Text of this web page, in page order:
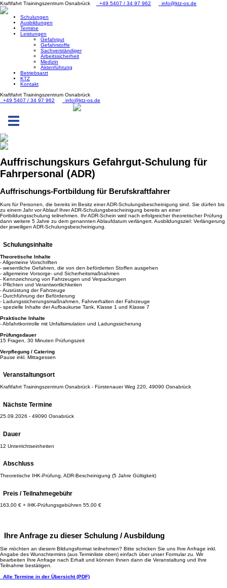
Kraftfahrt Trainingszentrum Osnabrück +49 5407 / 34 97 962 info@ktz-os.de
Schulungen
Ausbildungen
Termine
Leistungen
Gefahrgut
Gefahrstoffe
Sachverständiger
Arbeitssicherheit
Medizin
Aktenführung
Betriebsarzt
KTZ
Kontakt
Kraftfahrt Trainingszentrum Osnabrück
+49 5407 / 34 97 962
info@ktz-os.de
Toggle
navigation
Auffrischungskurs Gefahrgut-Schulung für
Fahrpersonal (ADR)
Auffrischungs-Fortbildung für Berufskraftfahrer
Kurs für Personen, die bereits im Besitz einer ADR-Schulungsbescheinigung sind. Sie dürfen bis
zu einem Jahr vor Ablauf Ihrer ADR-Schulungsbescheinigung bereits an einer
Fortbildungsschulung teilnehmen. Ihr ADR-Schein wird nach erfolgreicher theoretischer Prüfung
dann weitere 5 Jahre zu dem genannten Ablaufdatum verlängert. Ausbildungsziel: Verlängerung
der jeweiligen ADR-Schulungsbescheinigung.
Schulungsinhalte
Theoretische Inhalte
- Allgemeine Vorschriften
- wesentliche Gefahren, die von den beförderten Stoffen ausgehen
- allgemeine Vorsorge- und Sicherheitsmaßnahmen
- Kennzeichnung von Fahrzeugen und Verpackungen
- Pflichten und Verantwortlichkeiten
- Ausrüstung der Fahrzeuge
- Durchführung der Beförderung
- Ladungssicherungsmaßnahmen, Fahrverhalten der Fahrzeuge
- spezielle Inhalte der Aufbaukurse Tank, Klasse 1 und Klasse 7
Praktische Inhalte
- Abfahrtkontrolle mit Unfallsimulation und Ladungssicherung
Prüfungsdauer
15 Fragen, 30 Minuten Prüfungszeit
Verpflegung / Catering
Pause inkl. Mittagessen
Veranstaltungsort
Kraftfahrt Trainingszentrum Osnabrück - Fürstenauer Weg 220, 49090 Osnabrück
Nächste Termine
25.09.2026 - 49090 Osnabrück
Dauer
12 Unterrichtseinheiten
Abschluss
Theoretische IHK-Prüfung, ADR-Bescheinigung (5 Jahre Gültigkeit)
Preis / Teilnahmegebühr
163,00 € + IHK-Prüfungsgebühren 55,00 €
Ihre Anfrage zu dieser Schulung / Ausbildung
Sie möchten an diesem Bildungsformat teilnehmen? Bitte schicken Sie uns Ihre Anfrage inkl.
Angabe des Wunschtermins (aus Terminliste oben) einfach über unser Formular zu. Wir
bearbeiten Ihre Anfrage nach Erhalt und können Ihnen dann die Veranstaltung und Ihre
Teilnahme bestätigen.
Alle Termine in der Übersicht (PDF)